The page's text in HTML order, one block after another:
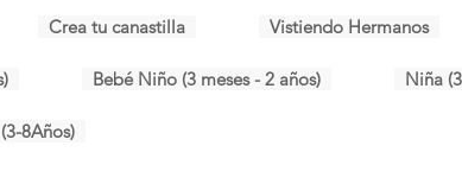
Crea tu canastilla Vistiendo Hermanos
Bebé Niño (3 meses - 2 años) Niña
8Años)